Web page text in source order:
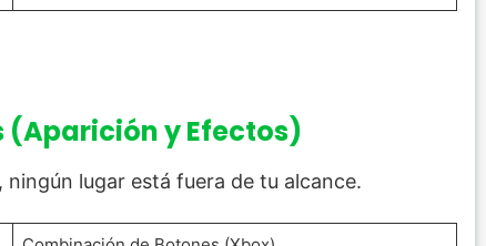
(Aparición y Efectos)
lugar está fuera de tu alcance.